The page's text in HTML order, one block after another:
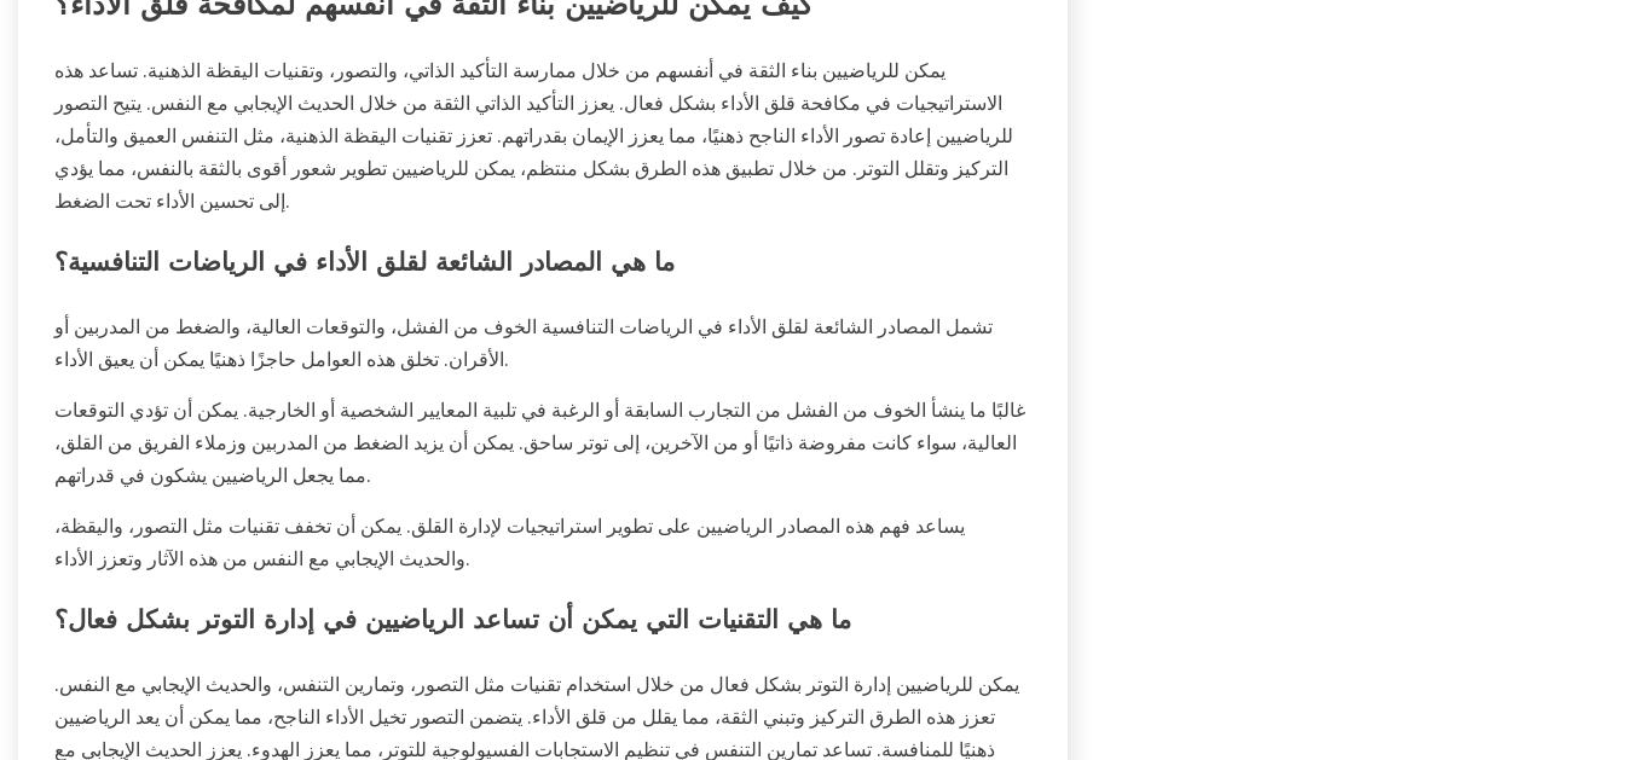
كيف يمكن للرياضيين بناء الثقة في أنفسهم لمكافحة قلق الأداء؟
يمكن للرياضيين بناء الثقة في أنفسهم من خلال ممارسة التأكيد الذاتي، والتصور، وتقنيات اليقظة الذهنية. تساعد هذه
الاستراتيجيات في مكافحة قلق الأداء بشكل فعال. يعزز التأكيد الذاتي الثقة من خلال الحديث الإيجابي مع النفس. يتيح التصور
للرياضيين إعادة تصور الأداء الناجح ذهنيًا، مما يعزز الإيمان بقدراتهم. تعزز تقنيات اليقظة الذهنية، مثل التنفس العميق والتأمل،
التركيز وتقلل التوتر. من خلال تطبيق هذه الطرق بشكل منتظم، يمكن للرياضيين تطوير شعور أقوى بالثقة بالنفس، مما يؤدي
إلى تحسين الأداء تحت الضغط.
ما هي المصادر الشائعة لقلق الأداء في الرياضات التنافسية؟
تشمل المصادر الشائعة لقلق الأداء في الرياضات التنافسية الخوف من الفشل، والتوقعات العالية، والضغط من المدربين أو
الأقران. تخلق هذه العوامل حاجزًا ذهنيًا يمكن أن يعيق الأداء.
غالبًا ما ينشأ الخوف من الفشل من التجارب السابقة أو الرغبة في تلبية المعايير الشخصية أو الخارجية. يمكن أن تؤدي التوقعات
العالية، سواء كانت مفروضة ذاتيًا أو من الآخرين، إلى توتر ساحق. يمكن أن يزيد الضغط من المدربين وزملاء الفريق من القلق،
مما يجعل الرياضيين يشكون في قدراتهم.
يساعد فهم هذه المصادر الرياضيين على تطوير استراتيجيات لإدارة القلق. يمكن أن تخفف تقنيات مثل التصور، واليقظة،
والحديث الإيجابي مع النفس من هذه الآثار وتعزز الأداء.
ما هي التقنيات التي يمكن أن تساعد الرياضيين في إدارة التوتر بشكل فعال؟
يمكن للرياضيين إدارة التوتر بشكل فعال من خلال استخدام تقنيات مثل التصور، وتمارين التنفس، والحديث الإيجابي مع النفس.
تعزز هذه الطرق التركيز وتبني الثقة، مما يقلل من قلق الأداء. يتضمن التصور تخيل الأداء الناجح، مما يمكن أن يعد الرياضيين
ذهنيًا للمنافسة. تساعد تمارين التنفس في تنظيم الاستجابات الفسيولوجية للتوتر، مما يعزز الهدوء. يعزز الحديث الإيجابي مع